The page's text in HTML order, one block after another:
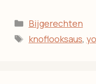
Categorieën
Bijgerechten
Tags
knoflooksaus,